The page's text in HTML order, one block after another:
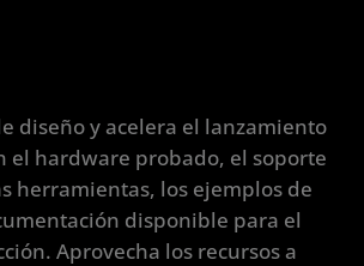
diseño y acelera el lanzamiento
el hardware probado, el soporte
herramientas, los ejemplos de
disponible para el
Aprovecha los recursos a